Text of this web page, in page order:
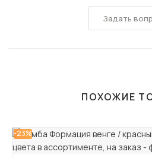
Задать
ПОХОЖИЕ
-23%